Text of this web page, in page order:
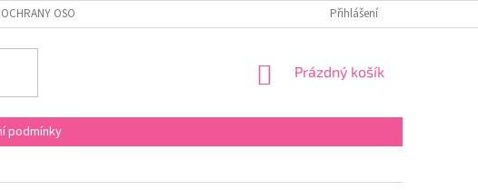
OSOBNÍCH ÚDAJŮ Přihlášení
NÁKUPNÍ
Prázdný košík
podmínky